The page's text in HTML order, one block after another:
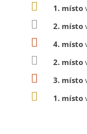
1. místo
2. místo
4. místo
2. místo
3. místo
1. místo